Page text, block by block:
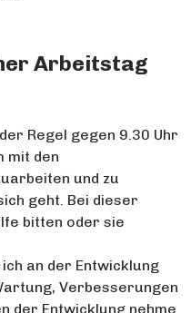
Arbeitstag
Regel gegen 9.30 Uhr
mit den
und zu
geht. Bei dieser
bitten oder sie
an der Entwicklung
Verbesserungen
der Entwicklung nehme